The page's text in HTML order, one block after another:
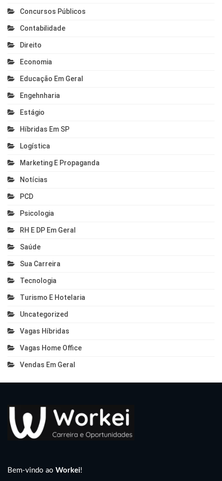
Concursos Públicos
Contabilidade
Direito
Economia
Educação Em Geral
Engehnharia
Estágio
Híbridas Em SP
Logística
Marketing E Propaganda
Notícias
PCD
Psicologia
RH E DP Em Geral
Saúde
Sua Carreira
Tecnologia
Turismo E Hotelaria
Uncategorized
Vagas Híbridas
Vagas Home Office
Vendas Em Geral
Bem-vindo ao Workei!